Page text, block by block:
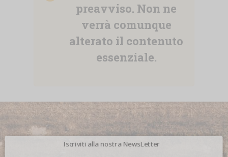
preavviso. Non ne
verrà comunque
alterato il contenuto
essenziale.
Iscriviti alla nostra NewsLetter